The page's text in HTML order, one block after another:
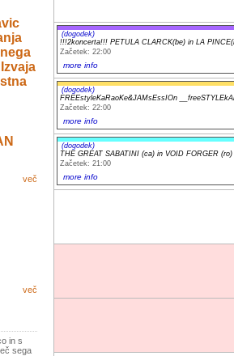
več
več
in s
sega
(dogodek)
!!!2koncerta!!! PETULA CLARCK(be) in LA
Začetek: 22:00
more info
(dogodek)
FREEstyleKaRaoKe&JAMsEssIOn
Začetek: 22:00
more info
(dogodek)
THE GREAT SABATINI (ca) in VOID FORGER (ro)
Začetek: 21:00
more info